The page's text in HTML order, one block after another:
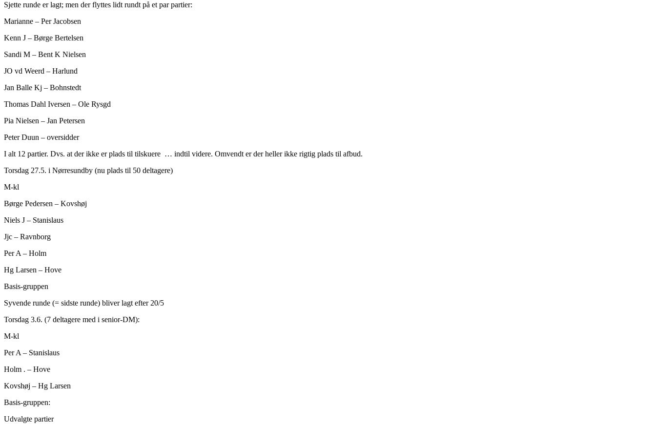
Sjette runde er lagt; men der flyttes lidt rundt på et par partier:
Marianne – Per Jacobsen
Kenn J – Børge Bertelsen
Sandi M – Bent K Nielsen
JO vd Weerd – Harlund
Jan Balle Kj – Bohnstedt
Thomas Dahl Iversen – Ole Rysgd
Pia Nielsen – Jan Petersen
Peter Duun – oversidder
I alt 12 partier. Dvs. at der ikke er plads til tilskuere … indtil videre. Omvendt er der heller ikke rigtig plads til afbud.
Torsdag 27.5. i Nørresundby (nu plads til 50 deltagere)
M-kl
Børge Pedersen – Kovshøj
Niels J – Stanislaus
Jjc – Ravnborg
Per A – Holm
Hg Larsen – Hove
Basis-gruppen
Syvende runde (= sidste runde) bliver lagt efter 20/5
Torsdag 3.6. (7 deltagere med i senior-DM):
M-kl
Per A – Stanislaus
Holm . – Hove
Kovshøj – Hg Larsen
Basis-gruppen:
Udvalgte partier